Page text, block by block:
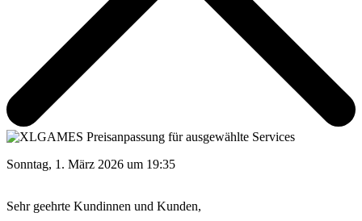
Sonntag, 1. März 2026 um 19:35
Sehr geehrte Kundinnen und Kunden,